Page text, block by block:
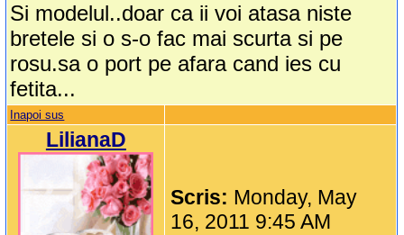
Si modelul..doar ca ii voi atasa niste
bretele si o s-o fac mai scurta si pe
rosu.sa o port pe afara cand ies cu
fetita...
Inapoi sus
LilianaD
Scris: Monday, May
16, 2011 9:45 AM